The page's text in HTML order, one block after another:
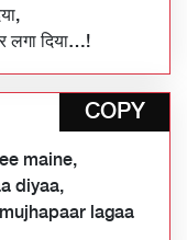
लगा दिया…!
COPY
maine,
diyaa,
lagaa